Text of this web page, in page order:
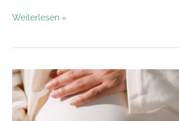
Peinlich
Intimpflege: Beauty
Trend
oder
Skin
Weiterlesen »